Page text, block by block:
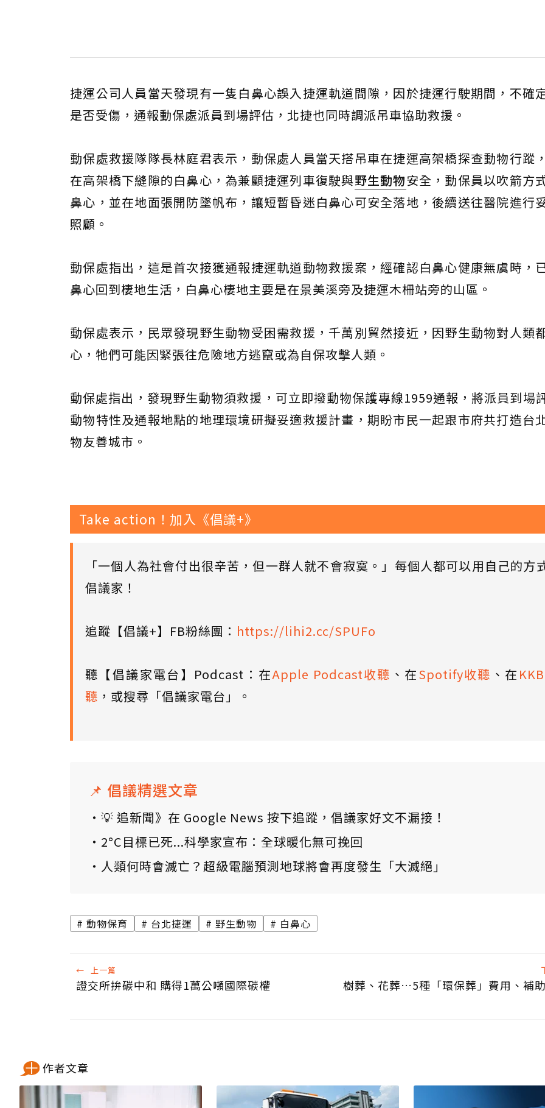
捷運公司人員當天發現有一隻白鼻心誤入捷運軌道間隙，因於捷運行駛期間，不確
是否受傷，通報動保處派員到場評估，北捷也同時調派吊車協助救援。
動保處救援隊隊長林庭君表示，動保處人員當天搭吊車在捷運高架橋探查動物行蹤
在高架橋下縫隙的白鼻心，為兼顧捷運列車復駛與野生動物安全，動保員以吹箭方
鼻心，並在地面張開防墜帆布，讓短暫昏迷白鼻心可安全落地，後續送往醫院進行
照顧。
動保處指出，這是首次接獲通報捷運軌道動物救援案，經確認白鼻心健康無虞時，
鼻心回到棲地生活，白鼻心棲地主要是在景美溪旁及捷運木柵站旁的山區。
動保處表示，民眾發現野生動物受困需救援，千萬別貿然接近，因野生動物對人類
心，牠們可能因緊張往危險地方逃竄或為自保攻擊人類。
動保處指出，發現野生動物須救援，可立即撥動物保護專線1959通報，將派員到場
動物特性及通報地點的地理環境研擬妥適救援計畫，期盼市民一起跟市府共打造台
物友善城市。
Take action！加入《倡議+》
「一個人為社會付出很辛苦，但一群人就不會寂寞。」每個人都可以用自己的方
倡議家！
追蹤【倡議+】FB粉絲團： https://lihi2.cc/SPUFo
聽【倡議家電台】Podcast：在Apple Podcast收聽 、在Spotify收聽 、在
聽 ，或搜尋「倡議家電台」。
📌 倡議精選文章
💡 追新聞》在 Google News 按下追蹤，倡議家好文不漏接！
2°C目標已死...科學家宣布：全球暖化無可挽回
人類何時會滅亡？超級電腦預測地球將會再度發生「大滅絕」
動物保育 台北捷運 野生動物 白鼻心
← 上一篇
證交所拚碳中和 購得1萬公噸國際碳權
樹葬、花葬…5種「環保葬」費用、補
作者文章